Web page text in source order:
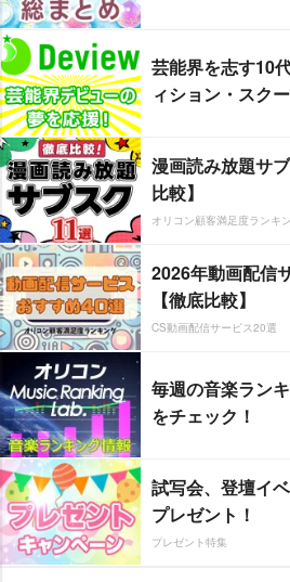
芸能界を志す10
ィション・スク
漫画読み放題サ
比較】
オリコン顧客満足度ランキ
2026年動画配信
【徹底比較】
CS動画配信サービス20選
毎週の音楽ラン
をチェック！
試写会、登壇イ
プレゼント！
プレゼント特集